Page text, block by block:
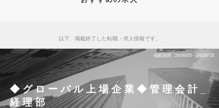
以下、掲載終了した転職・求人情報です。
掲載期間 26/06/05～26/06/18
◆グローバル上場企業◆管理会計_
経理部